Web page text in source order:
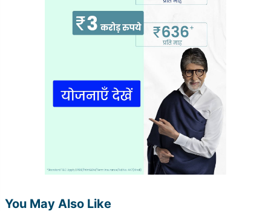
You May Also Like